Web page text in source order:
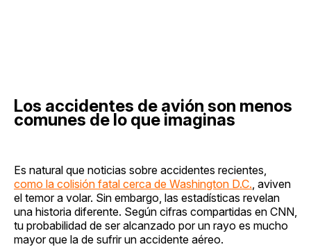
Los accidentes de avión son menos
comunes de lo que imaginas
Es natural que noticias sobre accidentes recientes,
como la colisión fatal cerca de Washington D.C. , aviven
el temor a volar. Sin embargo, las estadísticas revelan
una historia diferente. Según cifras compartidas en CNN,
tu probabilidad de ser alcanzado por un rayo es mucho
mayor que la de sufrir un accidente aéreo.